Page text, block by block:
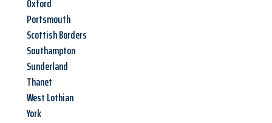
Oxford
Portsmouth
Scottish Borders
Southampton
Sunderland
Thanet
West Lothian
York